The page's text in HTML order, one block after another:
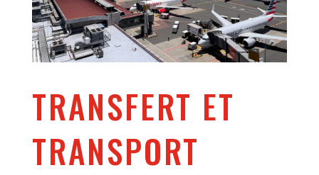
TRANSFERT ET
TRANSPORT